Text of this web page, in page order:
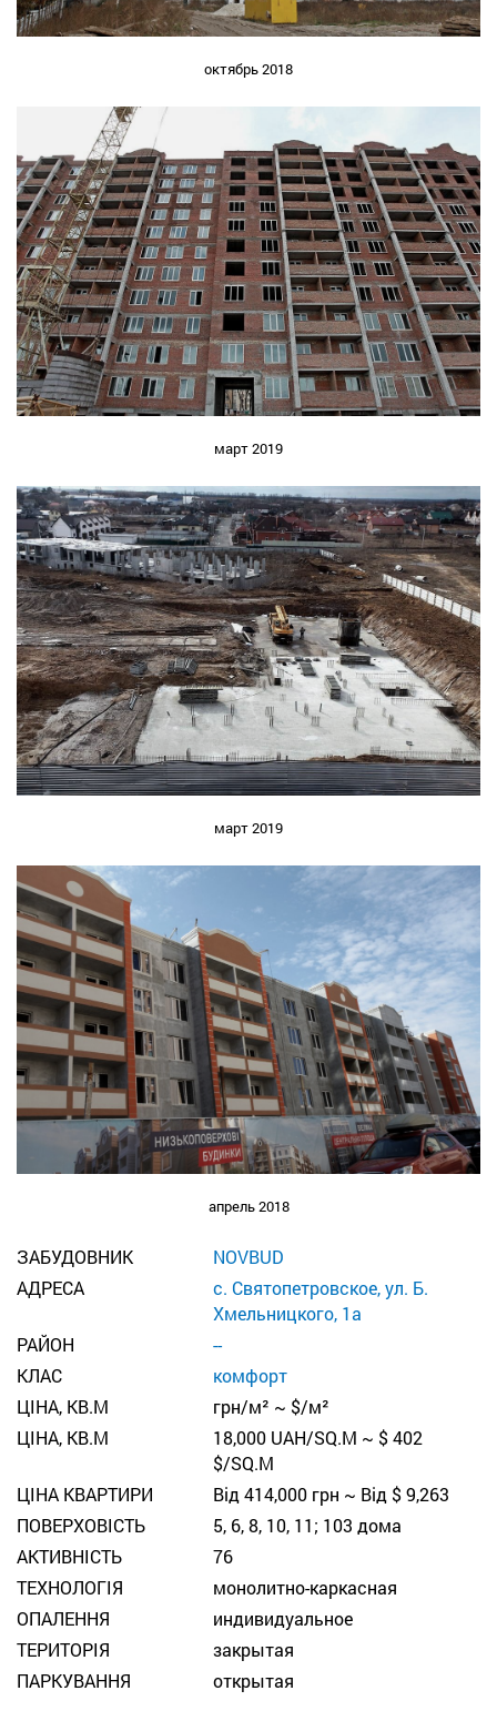
октябрь 2018
март 2019
март 2019
апрель 2018
ЗАБУДОВНИК
NOVBUD
АДРЕСА
с. Святопетровское, ул. Б.
Хмельницкого, 1а
РАЙОН
--
КЛАС
комфорт
ЦІНА, КВ.М
грн/м² ~ $/м²
ЦІНА, КВ.М
18,000 UAH/SQ.M ~ $ 402
$/SQ.M
ЦІНА КВАРТИРИ
Від 414,000 грн ~ Від $ 9,263
ПОВЕРХОВІСТЬ
5, 6, 8, 10, 11; 103 дома
АКТИВНІСТЬ
76
ТЕХНОЛОГІЯ
монолитно-каркасная
ОПАЛЕННЯ
индивидуальное
ТЕРИТОРІЯ
закрытая
ПАРКУВАННЯ
открытая